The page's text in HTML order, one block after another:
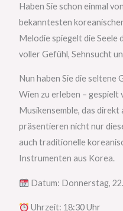
Haben Sie schon einmal
bekanntesten
Melodie spiegelt die Seele
voller Gefühl, Sehnsucht
Nun haben Sie die seltene
Wien zu erleben – gespielt
Musikensemble, das
präsentieren nicht nur
auch traditionelle
Instrumenten aus Korea.
Datum: Donnerstag,
Uhrzeit: 18:30 Uhr